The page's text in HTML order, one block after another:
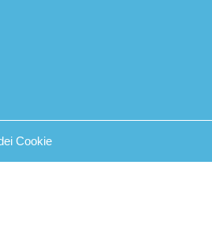
Cookie